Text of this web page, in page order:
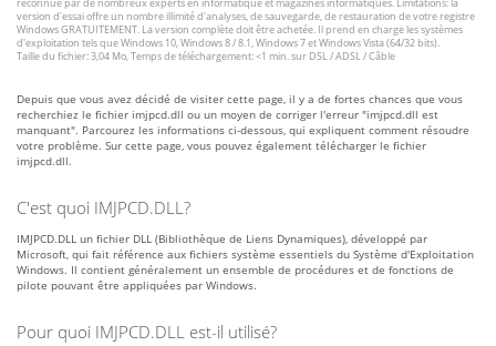
reconnue par de nombreux experts en informatique et magazines informatiques. Limitations: la
version d'essai offre un nombre illimité d'analyses, de sauvegarde, de restauration de votre registre
Windows GRATUITEMENT. La version complète doit être achetée. Il prend en charge les systèmes
d'exploitation tels que Windows 10, Windows 8 / 8.1, Windows 7 et Windows Vista (64/32 bits).
Taille du fichier: 3,04 Mo, Temps de téléchargement: <1 min. sur DSL / ADSL / Câble
Depuis que vous avez décidé de visiter cette page, il y a de fortes chances que vous
recherchiez le fichier imjpcd.dll ou un moyen de corriger l'erreur "imjpcd.dll est
manquant". Parcourez les informations ci-dessous, qui expliquent comment résoudre
votre problème. Sur cette page, vous pouvez également télécharger le fichier
imjpcd.dll.
C'est quoi IMJPCD.DLL?
IMJPCD.DLL un fichier DLL (Bibliothèque de Liens Dynamiques), développé par
Microsoft, qui fait référence aux fichiers système essentiels du Système d'Exploitation
Windows. Il contient généralement un ensemble de procédures et de fonctions de
pilote pouvant être appliquées par Windows.
Pour quoi IMJPCD.DLL est-il utilisé?